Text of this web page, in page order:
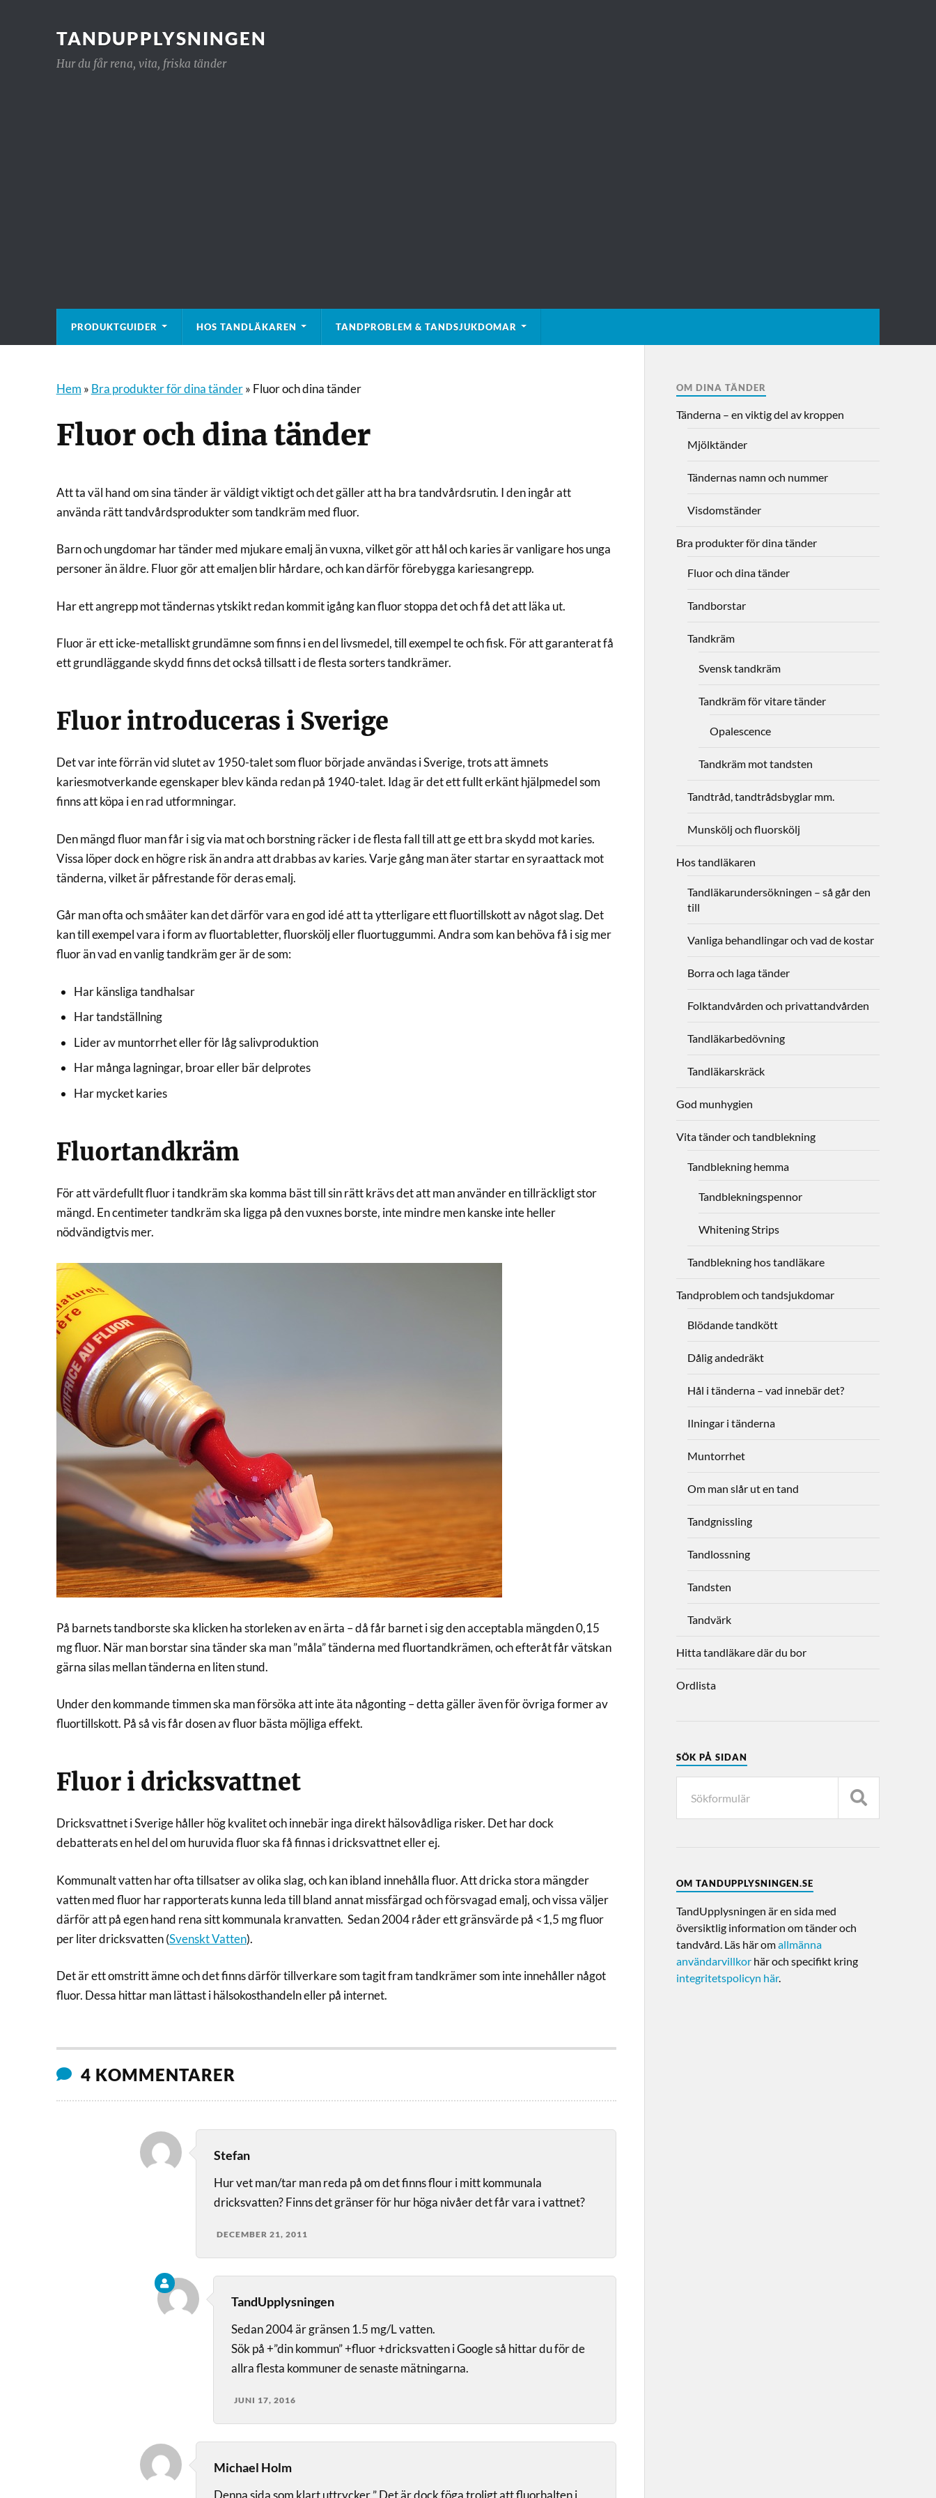
TANDUPPLYSNINGEN
Hur du får rena, vita, friska tänder
PRODUKTGUIDER HOS TANDLÄKAREN TANDPROBLEM & TANDSJUKDOMAR
Hem » Bra produkter för dina tänder» Fluor och dina tänder
Fluor och dina tänder
Att ta väl hand om sina tänder är väldigt viktigt och det gäller att ha bra tandvårdsrutin. I den ingår att
använda rätt tandvårdsprodukter som tandkräm med fluor.
Barn och ungdomar har tänder med mjukare emalj än vuxna, vilket gör att hål och karies är vanligare hos unga
personer än äldre. Fluor gör att emaljen blir hårdare, och kan därför förebygga kariesangrepp.
Har ett angrepp mot tändernas ytskikt redan kommit igång kan fluor stoppa det och få det att läka ut.
Fluor är ett icke-metalliskt grundämne som finns i en del livsmedel, till exempel te och fisk. För att garanterat få
ett grundläggande skydd finns det också tillsatt i de flesta sorters tandkrämer.
Fluor introduceras i Sverige
Det var inte förrän vid slutet av 1950-talet som fluor började användas i Sverige, trots att ämnets
kariesmotverkande egenskaper blev kända redan på 1940-talet. Idag är det ett fullt erkänt hjälpmedel som
finns att köpa i en rad utformningar.
Den mängd fluor man får i sig via mat och borstning räcker i de flesta fall till att ge ett bra skydd mot karies.
Vissa löper dock en högre risk än andra att drabbas av karies. Varje gång man äter startar en syraattack mot
tänderna, vilket är påfrestande för deras emalj.
Går man ofta och småäter kan det därför vara en god idé att ta ytterligare ett fluortillskott av något slag. Det
kan till exempel vara i form av fluortabletter, fluorskölj eller fluortuggummi. Andra som kan behöva få i sig mer
fluor än vad en vanlig tandkräm ger är de som:
Har känsliga tandhalsar
Har tandställning
Lider av muntorrhet eller för låg salivproduktion
Har många lagningar, broar eller bär delprotes
Har mycket karies
Fluortandkräm
För att värdefullt fluor i tandkräm ska komma bäst till sin rätt krävs det att man använder en tillräckligt stor
mängd. En centimeter tandkräm ska ligga på den vuxnes borste, inte mindre men kanske inte heller
nödvändigtvis mer.
På barnets tandborste ska klicken ha storleken av en ärta – då får barnet i sig den acceptabla mängden 0,15
mg fluor. När man borstar sina tänder ska man ”måla” tänderna med fluortandkrämen, och efteråt får vätskan
gärna silas mellan tänderna en liten stund.
Under den kommande timmen ska man försöka att inte äta någonting – detta gäller även för övriga former av
fluortillskott. På så vis får dosen av fluor bästa möjliga effekt.
Fluor i dricksvattnet
Dricksvattnet i Sverige håller hög kvalitet och innebär inga direkt hälsovådliga risker. Det har dock
debatterats en hel del om huruvida fluor ska få finnas i dricksvattnet eller ej.
Kommunalt vatten har ofta tillsatser av olika slag, och kan ibland innehålla fluor. Att dricka stora mängder
vatten med fluor har rapporterats kunna leda till bland annat missfärgad och försvagad emalj, och vissa väljer
därför att på egen hand rena sitt kommunala kranvatten. Sedan 2004 råder ett gränsvärde på <1,5 mg fluor
per liter dricksvatten (Svenskt Vatten).
Det är ett omstritt ämne och det finns därför tillverkare som tagit fram tandkrämer som inte innehåller något
fluor. Dessa hittar man lättast i hälsokosthandeln eller på internet.
4 KOMMENTARER
Stefan
Hur vet man/tar man reda på om det finns flour i mitt kommunala
dricksvatten? Finns det gränser för hur höga nivåer det får vara i vattnet?
DECEMBER 21, 2011
TandUpplysningen
Sedan 2004 är gränsen 1.5 mg/L vatten.
Sök på +”din kommun” +fluor +dricksvatten i Google så hittar du för de
allra flesta kommuner de senaste mätningarna.
JUNI 17, 2016
Michael Holm
Denna sida som klart uttrycker ” Det är dock föga troligt att fluorhalten i
OM DINA TÄNDER
Tänderna – en viktig del av kroppen
Mjölktänder
Tändernas namn och nummer
Visdomständer
Bra produkter för dina tänder
Fluor och dina tänder
Tandborstar
Tandkräm
Svensk tandkräm
Tandkräm för vitare tänder
Opalescence
Tandkräm mot tandsten
Tandtråd, tandtrådsbyglar mm.
Munskölj och fluorskölj
Hos tandläkaren
Tandläkarundersökningen – så går den
till
Vanliga behandlingar och vad de kostar
Borra och laga tänder
Folktandvården och privattandvården
Tandläkarbedövning
Tandläkarskräck
God munhygien
Vita tänder och tandblekning
Tandblekning hemma
Tandblekningspennor
Whitening Strips
Tandblekning hos tandläkare
Tandproblem och tandsjukdomar
Blödande tandkött
Dålig andedräkt
Hål i tänderna – vad innebär det?
Ilningar i tänderna
Muntorrhet
Om man slår ut en tand
Tandgnissling
Tandlossning
Tandsten
Tandvärk
Hitta tandläkare där du bor
Ordlista
SÖK PÅ SIDAN
OM TANDUPPLYSNINGEN.SE
TandUpplysningen är en sida med
översiktlig information om tänder och
tandvård. Läs här omallmänna
användarvillkorhär och specifikt kring
integritetspolicyn här.